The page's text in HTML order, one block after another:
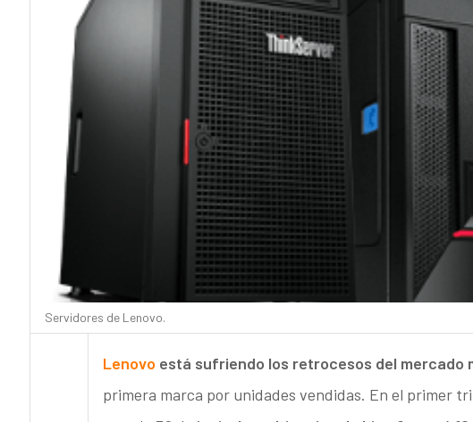
Servidores de Lenovo.
Lenovo está sufriendo los retrocesos del mercado
primera marca por unidades vendidas. En el primer